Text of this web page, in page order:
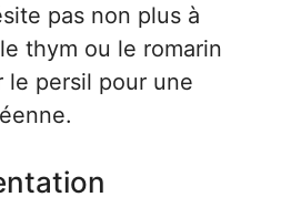
pas non plus à
thym ou le romarin
le persil pour une